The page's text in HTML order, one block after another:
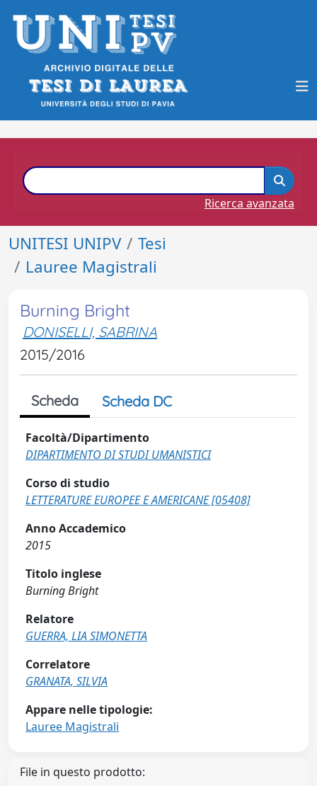
Ricerca avanzata
UNITESI UNIPV
Tesi
Lauree Magistrali
Burning Bright
DONISELLI, SABRINA
2015/2016
Scheda Scheda DC
Facoltà/Dipartimento
DIPARTIMENTO DI STUDI UMANISTICI
Corso di studio
LETTERATURE EUROPEE E AMERICANE [05408]
Anno Accademico
2015
Titolo inglese
Burning Bright
Relatore
GUERRA, LIA SIMONETTA
Correlatore
GRANATA, SILVIA
Appare nelle tipologie:
Lauree Magistrali
File in questo prodotto: